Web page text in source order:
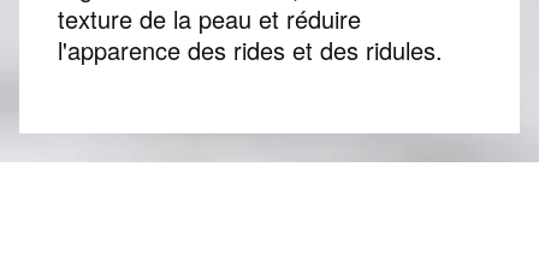
texture de la peau et réduire
l'apparence des rides et des ridules.